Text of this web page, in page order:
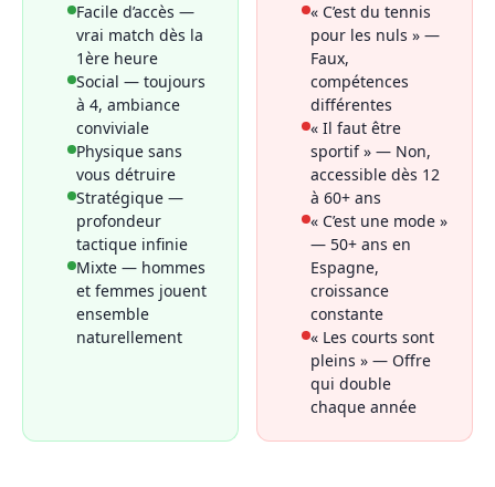
Facile d’accès —
vrai match dès la
1ère heure
Social — toujours
à 4, ambiance
conviviale
Physique sans
vous détruire
Stratégique —
profondeur
tactique infinie
Mixte — hommes
et femmes jouent
ensemble
naturellement
« C’est du tennis
pour les nuls » —
Faux,
compétences
différentes
« Il faut être
sportif » — Non,
accessible dès 12
à 60+ ans
« C’est une mode »
— 50+ ans en
Espagne,
croissance
constante
« Les courts sont
pleins » — Offre
qui double
chaque année